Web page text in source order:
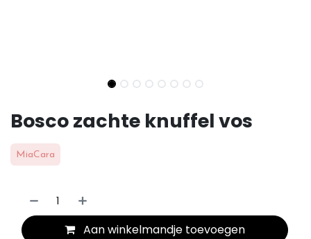
Bosco zachte knuffel vos
MiaCara
Aan winkelmandje toevoegen